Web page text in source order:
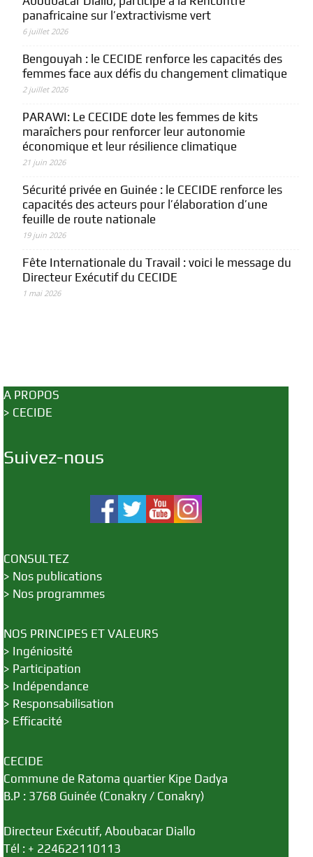
panafricaine sur l’extractivisme vert
6 juillet 2026
Bengouyah : le CECIDE renforce les capacités des
femmes face aux défis du changement climatique
2 juillet 2026
PARAWI: Le CECIDE dote les femmes de kits
maraîchers pour renforcer leur autonomie
économique et leur résilience climatique
21 juin 2026
Sécurité privée en Guinée : le CECIDE renforce les
capacités des acteurs pour l’élaboration d’une
feuille de route nationale
19 juin 2026
Fête Internationale du Travail : voici le message du
Directeur Exécutif du CECIDE
1 mai 2026
A PROPOS
> CECIDE
Suivez-nous
CONSULTEZ
> Nos publications
> Nos programmes
NOS PRINCIPES ET VALEURS
> Ingéniosité
> Participation
> Indépendance
> Responsabilisation
> Efficacité
CECIDE
Commune de Ratoma quartier Kipe Dadya
B.P : 3768 Guinée (Conakry / Conakry)
Directeur Exécutif, Aboubacar Diallo
Tél : + 224622110113